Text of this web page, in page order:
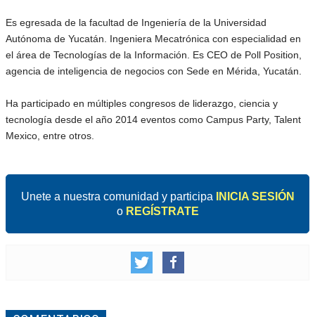
Es egresada de la facultad de Ingeniería de la Universidad
Autónoma de Yucatán. Ingeniera Mecatrónica con especialidad en
el área de Tecnologías de la Información. Es CEO de Poll Position,
agencia de inteligencia de negocios con Sede en Mérida, Yucatán.
Ha participado en múltiples congresos de liderazgo, ciencia y
tecnología desde el año 2014 eventos como Campus Party, Talent
Mexico, entre otros.
Unete a nuestra comunidad y participa
INICIA SESIÓN
o REGÍSTRATE